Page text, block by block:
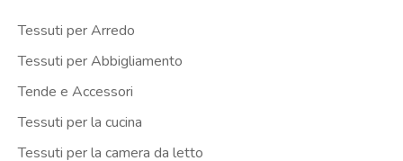
Tessuti per Arredo
Tessuti per Abbigliamento
Tende e Accessori
Tessuti per la cucina
Tessuti per la camera da letto